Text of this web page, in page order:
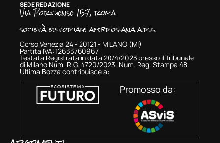
SEDE REDAZIONE
Via Portuense 157, roma
società editoriale ambrosiana a.r.l.
Corso Venezia 24 - 20121 - MILANO (MI)
Partita IVA: 12633760967
Testata Registrata in data 20/4/2023 presso il Tribunale
di Milano Num. R.G. 4720/2023. Num. Reg. Stampa 48.
Ultima Bozza contribuisce a:
Promosso da: